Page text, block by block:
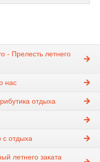
- Прелесть летнего
нас
отдыха
с отдыха
летнего заката